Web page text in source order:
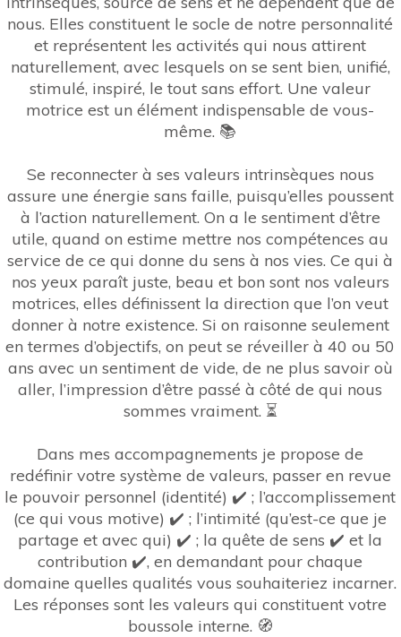
nous. Elles constituent le socle de notre personnalité
et représentent les activités qui nous attirent
naturellement, avec lesquels on se sent bien, unifié,
stimulé, inspiré, le tout sans effort. Une valeur
motrice est un élément indispensable de vous-
même. 📚
Se reconnecter à ses valeurs intrinsèques nous
assure une énergie sans faille, puisqu’elles poussent
à l’action naturellement. On a le sentiment d’être
utile, quand on estime mettre nos compétences au
service de ce qui donne du sens à nos vies. Ce qui à
nos yeux paraît juste, beau et bon sont nos valeurs
motrices, elles définissent la direction que l’on veut
donner à notre existence. Si on raisonne seulement
en termes d’objectifs, on peut se réveiller à 40 ou 50
ans avec un sentiment de vide, de ne plus savoir où
aller, l’impression d’être passé à côté de qui nous
sommes vraiment. ⏳
Dans mes accompagnements je propose de
redéfinir votre système de valeurs, passer en revue
le pouvoir personnel (identité) ✔️ ; l’accomplissement
(ce qui vous motive) ✔️ ; l’intimité (qu’est-ce que je
partage et avec qui) ✔️ ; la quête de sens ✔️ et la
contribution ✔️, en demandant pour chaque
domaine quelles qualités vous souhaiteriez incarner.
Les réponses sont les valeurs qui constituent votre
boussole interne. 🧭